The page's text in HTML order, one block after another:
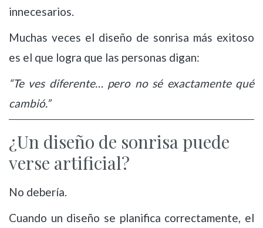
innecesarios.
Muchas veces el diseño de sonrisa más exitoso
es el que logra que las personas digan:
“Te ves diferente… pero no sé exactamente qué
cambió.”
¿Un diseño de sonrisa puede
verse artificial?
No debería.
Cuando un diseño se planifica correctamente, el